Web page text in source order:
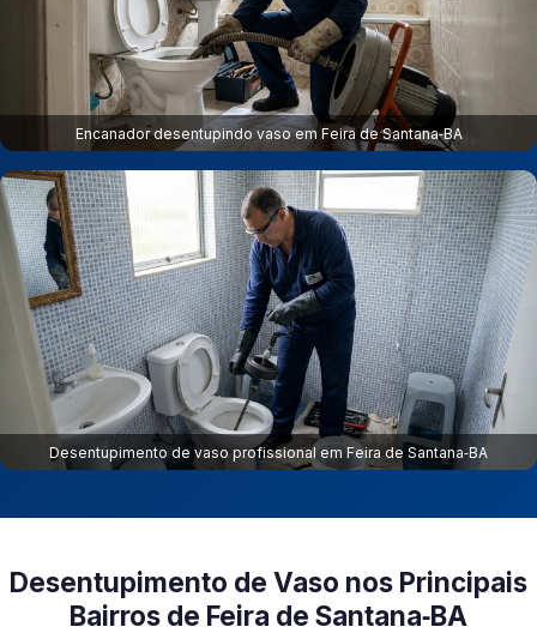
Encanador desentupindo vaso em Feira de Santana‑BA
Desentupimento de vaso profissional em Feira de Santana‑BA
Desentupimento de Vaso nos Principais
Bairros de Feira de Santana‑BA